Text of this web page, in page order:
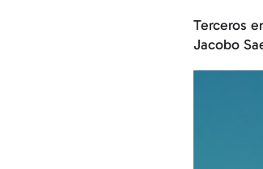
Terceros
Jacobo